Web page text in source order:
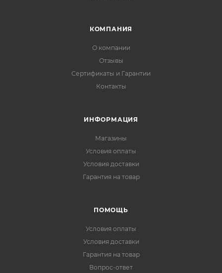
КОМПАНИЯ
О компании
Отзывы
Сертификаты и Гарантии
Контакты
ИНФОРМАЦИЯ
Магазины
Условия оплаты
Условия доставки
Гарантия на товар
ПОМОЩЬ
Условия оплаты
Условия доставки
Гарантия на товар
Вопрос-ответ